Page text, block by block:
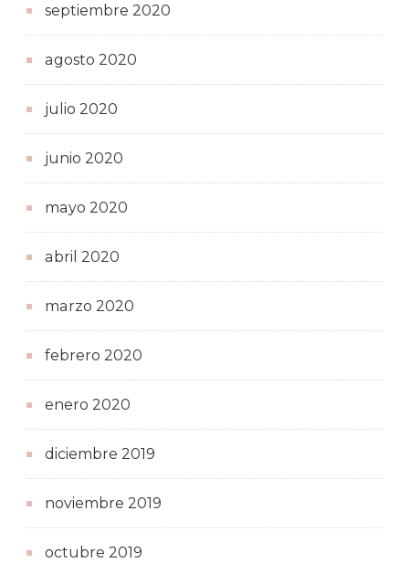
septiembre 2020
agosto 2020
julio 2020
junio 2020
mayo 2020
abril 2020
marzo 2020
febrero 2020
enero 2020
diciembre 2019
noviembre 2019
octubre 2019